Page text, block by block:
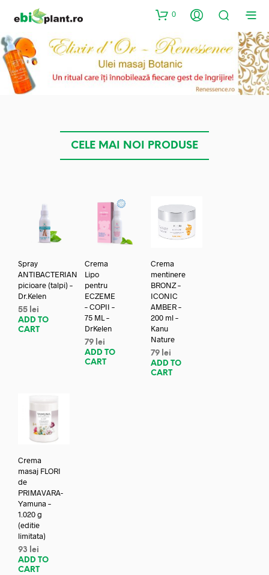
0
CELE MAI NOI PRODUSE
Spray
ANTIBACTERIAN
picioare (talpi) –
Dr.Kelen
55 lei
ADD TO
CART
Crema
Lipo
pentru
ECZEME
– COPII –
75 ML –
DrKelen
79 lei
ADD TO
CART
Crema
mentinere
BRONZ –
ICONIC
AMBER –
200 ml –
Kanu
Nature
79 lei
ADD TO
CART
Crema
masaj FLORI
de
PRIMAVARA-
Yamuna –
1.020 g
(editie
limitata)
93
lei
ADD TO
CART